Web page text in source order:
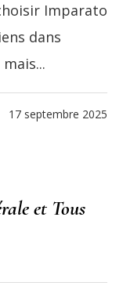
Imparato
dans
17 septembre 2025
et Tous